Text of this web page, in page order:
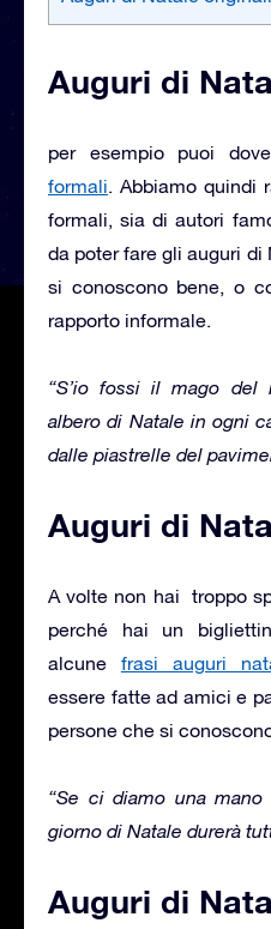
Auguri di
per esempio puoi
formali. Abbiamo quindi
formali, sia di autori
da poter fare gli auguri di
si conoscono bene, o
rapporto informale.
“S’io fossi il mago del
albero di Natale in ogni
dalle piastrelle del
Auguri di
A volte non hai troppo
perché hai un
alcune frasi auguri
essere fatte ad amici e
persone che si
“Se ci diamo una
giorno di Natale durerà
Auguri di